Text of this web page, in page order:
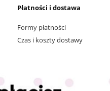
Płatności i dostawa
Formy płatności
Czas i koszty dostawy